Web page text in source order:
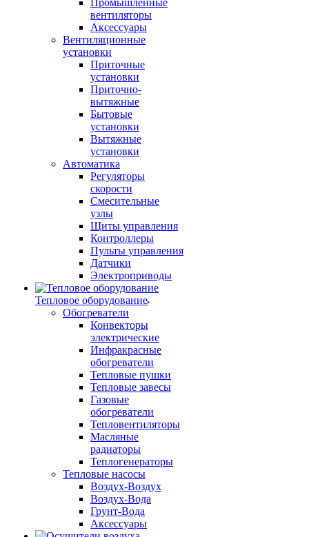
Промышленные
вентиляторы
Аксессуары
Вентиляционные
установки
Приточные
установки
Приточно-
вытяжные
Бытовые
установки
Вытяжные
установки
Автоматика
Регуляторы
скорости
Смесительные
узлы
Щиты управления
Контроллеры
Пульты управления
Датчики
Электроприводы
Тепловое оборудование
Обогреватели
Конвекторы
электрические
Инфракрасные
обогреватели
Тепловые пушки
Тепловые завесы
Газовые
обогреватели
Тепловентиляторы
Масляные
радиаторы
Теплогенераторы
Тепловые насосы
Воздух-Воздух
Воздух-Вода
Грунт-Вода
Аксессуары